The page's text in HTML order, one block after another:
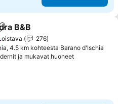
suosikkeihin
B&B
276
4.5 km kohteesta Barano d'Ischia
ja mukavat huoneetKatso